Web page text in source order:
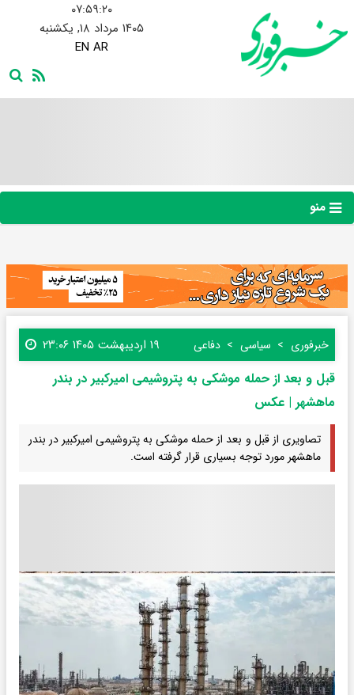
۰۷:۵۹:۲۱
۱۴۰۵ مرداد ۱۸, یکشنبه
EN AR
منو
خبرفوری سیاسی دفاعی ۱۹ اردیبهشت ۱۴۰۵ ۲۳:۰۶
قبل و بعد از حمله موشکی به پتروشیمی امیرکبیر در بندر
ماهشهر | عکس
تصاویری از قبل و بعد از حمله موشکی به پتروشیمی امیرکبیر در بندر
ماهشهر مورد توجه بسیاری قرار گرفته است.